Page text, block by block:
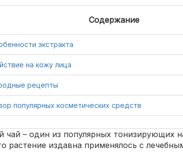
Содержание
экстракта
на кожу лица
рецепты
популярных косметических средств
чай – один из популярных тонизирующих
растение издавна применялось с